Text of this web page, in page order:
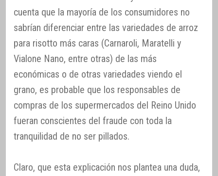
cuenta que la mayoría de los consumidores no
sabrían diferenciar entre las variedades de arroz
para risotto más caras (Carnaroli, Maratelli y
Vialone Nano, entre otras) de las más
económicas o de otras variedades viendo el
grano, es probable que los responsables de
compras de los supermercados del Reino Unido
fueran conscientes del fraude con toda la
tranquilidad de no ser pillados.
Claro, que esta explicación nos plantea una duda,